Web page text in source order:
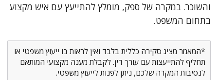
והשוכר. במקרה של ספק, מומלץ להתייעץ עם איש מקצוע
בתחום המשפט.
*המאמר מציג סקירה כללית בלבד ואין לראות בו ייעוץ משפטי או
תחליף להתייעצות עם עורך דין. לקבלת מענה מקצועי המותאם
לנסיבות המקרה שלכם, ניתן לפנות לייעוץ משפטי.